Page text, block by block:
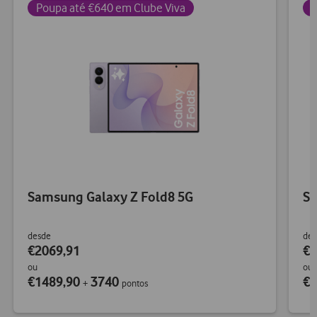
Poupa até €640 em Clube Viva
Samsung Galaxy Z Fold8 5G
desde
€2069,91
ou
€1489,90 + 3740 pontos
ou